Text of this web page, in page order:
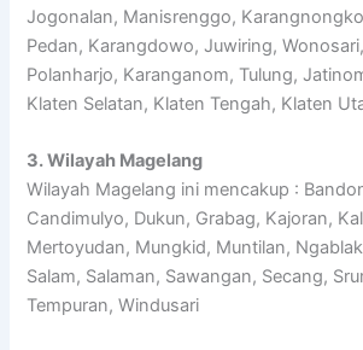
Jogonalan, Manisrenggo,
Pedan, Karangdowo, Juwiring,
Polanharjo, Karanganom, Tulung,
Klaten Selatan, Klaten Tengah, Klaten
3. Wilayah Magelang
Wilayah Magelang ini mencakup :
Candimulyo, Dukun, Grabag, Kajoran,
Mertoyudan, Mungkid, Muntilan,
Salam, Salaman, Sawangan, Secang,
Tempuran, Windusari